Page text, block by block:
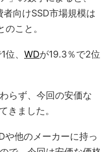
向けSSD市場規模は
こと。
、 WDが19.3％で2位
らず、今回の安価な
きました。
や他のメーカーに持っ